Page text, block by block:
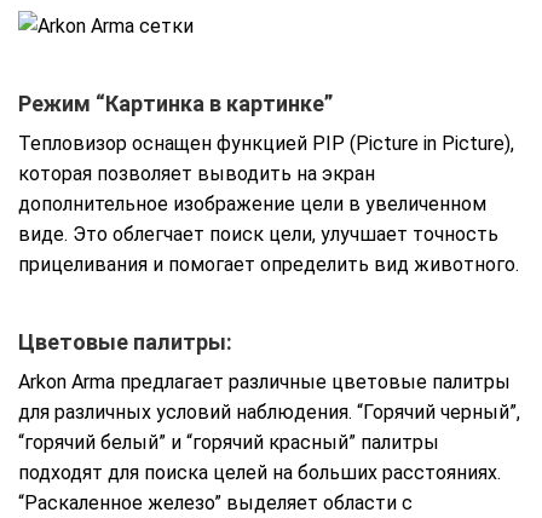
Режим “Картинка в картинке”
Тепловизор оснащен функцией PIP (Picture in Picture),
которая позволяет выводить на экран
дополнительное изображение цели в увеличенном
виде. Это облегчает поиск цели, улучшает точность
прицеливания и помогает определить вид животного.
Цветовые палитры:
Arkon Arma предлагает различные цветовые палитры
для различных условий наблюдения. “Горячий черный”,
“горячий белый” и “горячий красный” палитры
подходят для поиска целей на больших расстояниях.
“Раскаленное железо” выделяет области с